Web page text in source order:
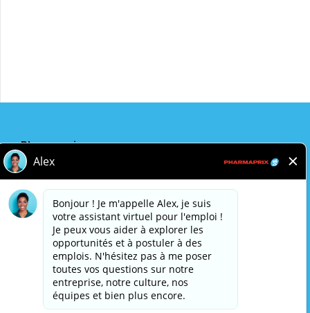
Pharmaprix
Adresse de l'entreprise
243 Consumers Road
Toronto, ON
M2J 4W8
Politique de confidentialité
Avis légal
Accessibilité